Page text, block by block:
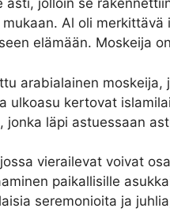
jolloin se
Al oli
elämään. Moskeija
arabialainen
ulkoasu kertovat
läpi astuessaan
vierailevat voivat
paikallisille
seremonioita ja